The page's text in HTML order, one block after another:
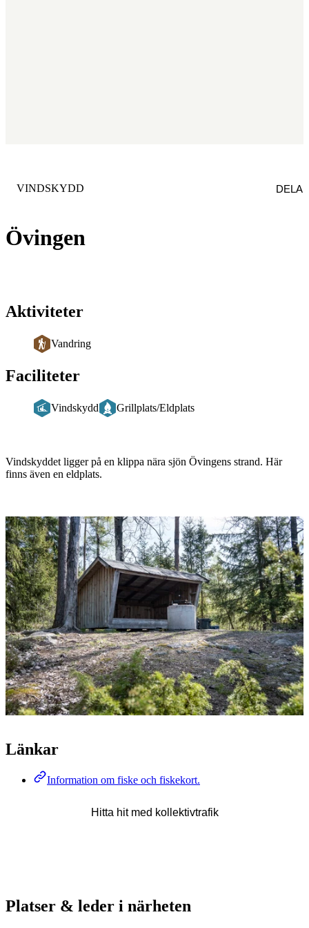
Övingen
KATEGORI:
VINDSKYDD DELA
Aktiviteter
Vandring
Faciliteter
Vindskydd Grillplats/Eldplats
Vindskyddet ligger på en klippa nära sjön Övingens strand. Här
finns även en eldplats.
Bildspel
med
bilder
Länkar
Information om fiske och fiskekort.
Hitta hit med kollektivtrafik
Platser & leder i närheten